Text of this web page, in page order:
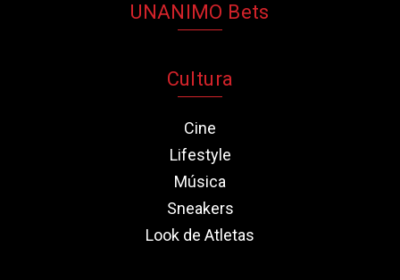
UNANIMO Bets
Cultura
Cine
Lifestyle
Música
Sneakers
Look de Atletas